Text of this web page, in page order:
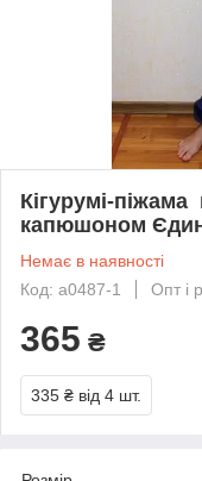
Кігурумі-
капюшоном
Немає в наявності
Код: а0487-1
Опт і
365 ₴
335 ₴ від 4 шт.